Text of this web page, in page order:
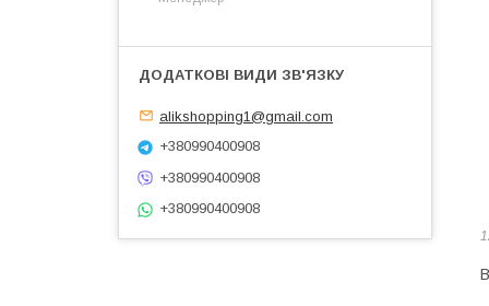
alikshopping1@gmail.com
+380990400908
+380990400908
+380990400908